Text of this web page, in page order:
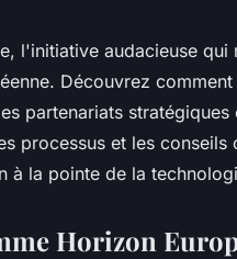
l'initiative audacieuse qui
Découvrez
partenariats stratégiques
processus et les
à la pointe de la
Horizon